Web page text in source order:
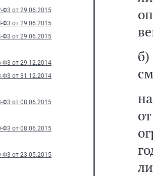
Ф3 от 29.06.2015
Ф3 от 29.06.2015
Ф3 от 29.06.2015
Ф3 от 29.12.2014
Ф3 от 31.12.2014
Ф3 от 08.06.2015
Ф3 от 08.06.2015
Ф3 от 23.05.2015